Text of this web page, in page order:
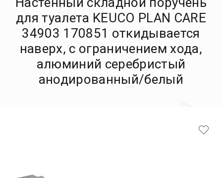
для туалета KEUCO PLAN CARE
34903 170851 откидывается
наверх, с ограничением хода,
алюминий серебристый
анодированный/белый